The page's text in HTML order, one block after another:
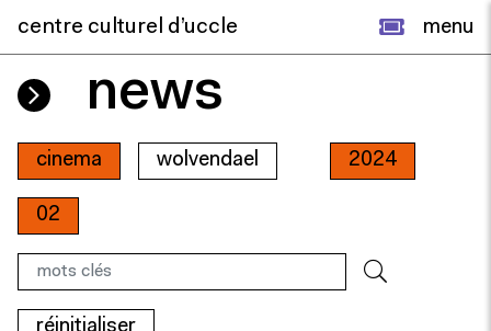
centre culturel d’uccle menu
news
cinema wolvendael 2024
02